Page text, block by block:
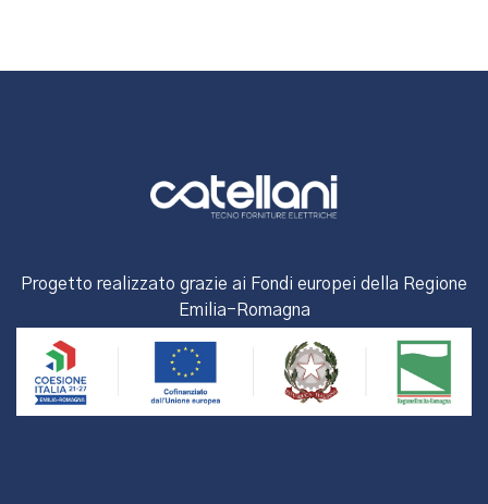
Progetto realizzato grazie ai Fondi europei della Regione
Emilia-Romagna